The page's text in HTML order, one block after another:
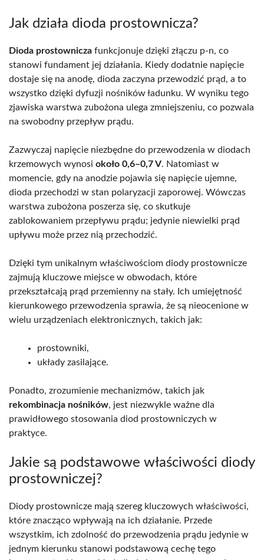
Jak działa dioda prostownicza?
Dioda prostownicza funkcjonuje dzięki złączu p-n, co
stanowi fundament jej działania. Kiedy dodatnie napięcie
dostaje się na anodę, dioda zaczyna przewodzić prąd, a to
wszystko dzięki dyfuzji nośników ładunku. W wyniku tego
zjawiska warstwa zubożona ulega zmniejszeniu, co pozwala
na swobodny przepływ prądu.
Zazwyczaj napięcie niezbędne do przewodzenia w diodach
krzemowych wynosi około 0,6–0,7 V. Natomiast w
momencie, gdy na anodzie pojawia się napięcie ujemne,
dioda przechodzi w stan polaryzacji zaporowej. Wówczas
warstwa zubożona poszerza się, co skutkuje
zablokowaniem przepływu prądu; jedynie niewielki prąd
upływu może przez nią przechodzić.
Dzięki tym unikalnym właściwościom diody prostownicze
zajmują kluczowe miejsce w obwodach, które
przekształcają prąd przemienny na stały. Ich umiejętność
kierunkowego przewodzenia sprawia, że są nieocenione w
wielu urządzeniach elektronicznych, takich jak:
prostowniki,
układy zasilające.
Ponadto, zrozumienie mechanizmów, takich jak
rekombinacja nośników, jest niezwykle ważne dla
prawidłowego stosowania diod prostowniczych w
praktyce.
Jakie są podstawowe właściwości diody
prostowniczej?
Diody prostownicze mają szereg kluczowych właściwości,
które znacząco wpływają na ich działanie. Przede
wszystkim, ich zdolność do przewodzenia prądu jedynie w
jednym kierunku stanowi podstawową cechę tego